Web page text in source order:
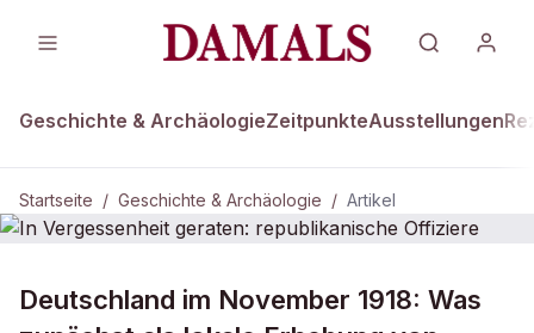
Geschichte & ArchäologieZeitpunkteAusstellungen
Startseite / Geschichte & Archäologie / Artikel
GESCHICHTE & ARCHÄOLOGIE
Deutschland im November 1918: Was